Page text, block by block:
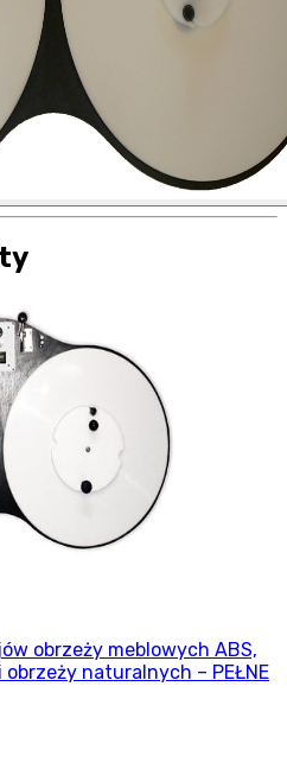
obrzeży meblowych ABS,
naturalnych – PEŁNE